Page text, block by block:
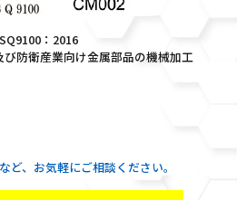
：2016
防衛産業向け金属部品の機械加工
ど、お気軽にご相談ください。